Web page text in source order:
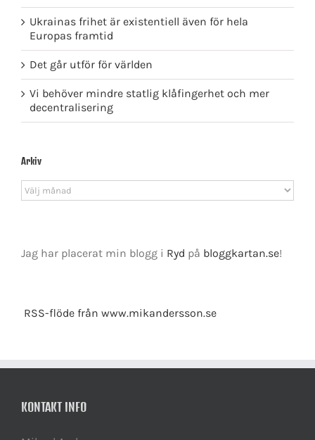
Ukrainas frihet är existentiell även för hela
Europas framtid
Det går utför för världen
Vi behöver mindre statlig klåfingerhet och mer
decentralisering
Arkiv
Arkiv
Jag har placerat min blogg i Ryd på bloggkartan.se!
RSS-flöde från www.mikandersson.se
KONTAKT INFO